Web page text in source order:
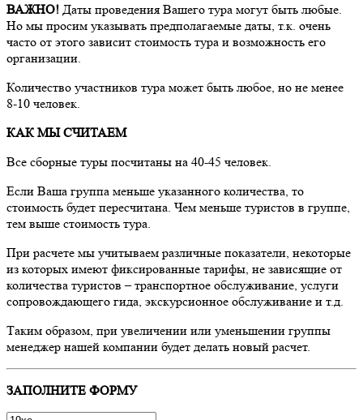
ВАЖНО! Даты проведения Вашего тура могут быть любые.
Но мы просим указывать предполагаемые даты, т.к. очень
часто от этого зависит стоимость тура и возможность его
организации.
Количество участников тура может быть любое, но не менее
8-10 человек.
КАК МЫ СЧИТАЕМ
Все сборные туры посчитаны на 40-45 человек.
Если Ваша группа меньше указанного количества, то
стоимость будет пересчитана. Чем меньше туристов в группе,
тем выше стоимость тура.
При расчете мы учитываем различные показатели, некоторые
из которых имеют фиксированные тарифы, не зависящие от
количества туристов – транспортное обслуживание, услуги
сопровождающего гида, экскурсионное обслуживание и т.д.
Таким образом, при увеличении или уменьшении группы
менеджер нашей компании будет делать новый расчет.
ЗАПОЛНИТЕ ФОРМУ